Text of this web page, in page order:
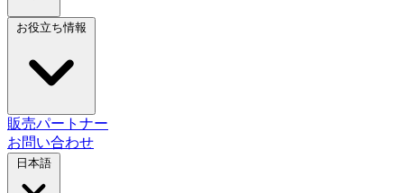
販売パートナー
お問い合わせ